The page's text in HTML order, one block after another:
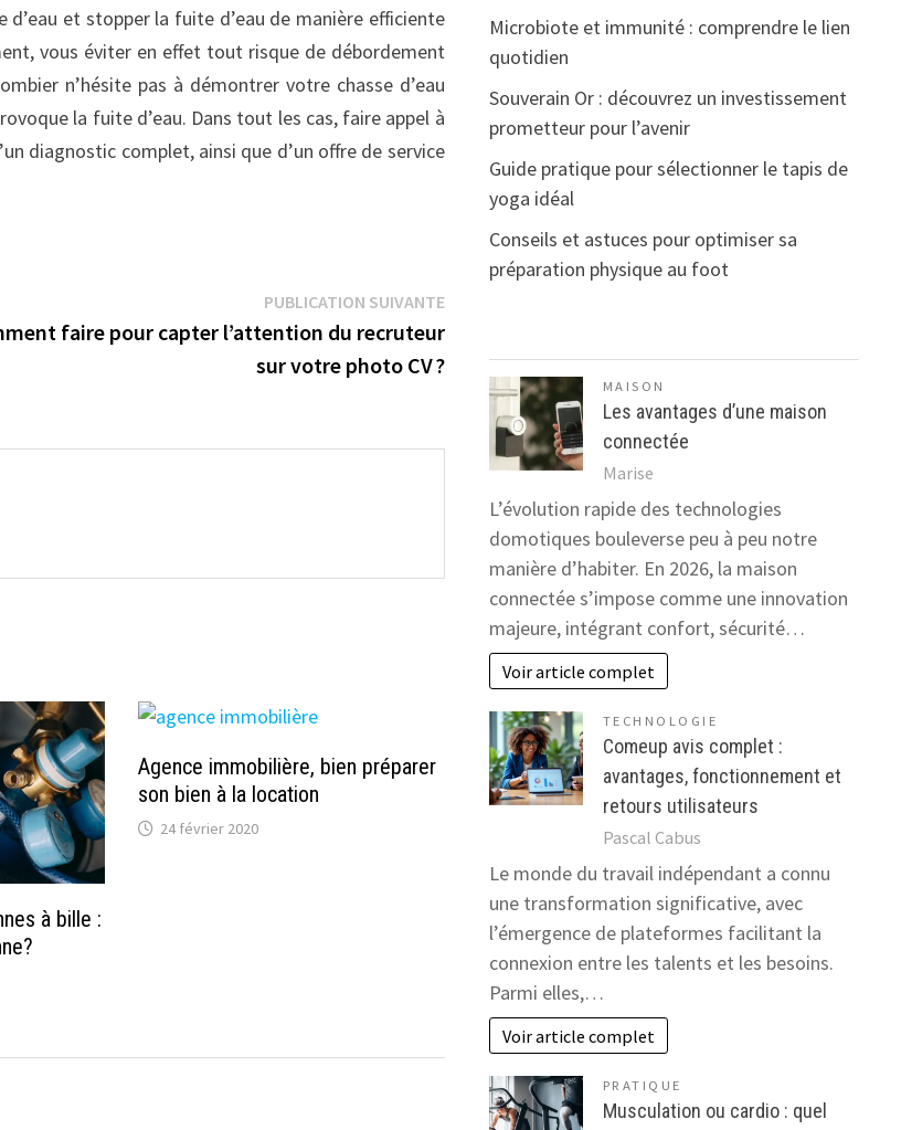
et stopper la fuite d’eau de manière efficiente
vous éviter en effet tout risque de débordement
n’hésite pas à démontrer votre chasse d’eau
la fuite d’eau. Dans tout les cas, faire appel à
diagnostic complet, ainsi que d’un offre de service
PUBLICATION SUIVANTEPublication
suivante :
faire pour capter l’attention du recruteur
sur votre photo CV ?
à bille :
Agence immobilière, bien préparer
son bien à la location
24 février 2020
Microbiote et immunité : comprendre le lien
quotidien
Souverain Or : découvrez un investissement
prometteur pour l’avenir
Guide pratique pour sélectionner le tapis de
yoga idéal
Conseils et astuces pour optimiser sa
préparation physique au foot
MAISON
Les avantages d’une maison
connectée
Marise
L’évolution rapide des technologies
domotiques bouleverse peu à peu notre
manière d’habiter. En 2026, la maison
connectée s’impose comme une innovation
majeure, intégrant confort, sécurité…
Voir article complet
TECHNOLOGIE
Comeup avis complet :
avantages, fonctionnement et
retours utilisateurs
Pascal Cabus
Le monde du travail indépendant a connu
une transformation significative, avec
l’émergence de plateformes facilitant la
connexion entre les talents et les besoins.
Parmi elles,…
Voir article complet
PRATIQUE
Musculation ou cardio : quel